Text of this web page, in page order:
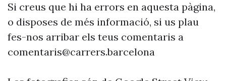
Si creus que hi ha errors en aquesta pàgina,
o disposes de més informació, si us plau
fes-nos arribar els teus comentaris a
comentaris@carrers.barcelona